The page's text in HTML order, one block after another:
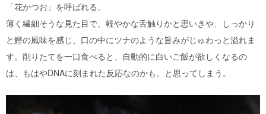
「花かつお」を呼ばれる。
薄く繊細そうな見た目で、軽やかな舌触りかと思いきや、しっかり
と鰹の風味を感じ、口の中にツナのような旨みがじゅわっと溢れま
す。削りたてを一口食べると、自動的に白いご飯が欲しくなるの
は、もはやDNAに刻まれた反応なのかも。と思ってしまう。